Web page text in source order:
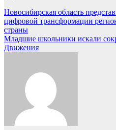
Навигация
по
записям
Новосибирская область
цифровой трансформации
страны
Младшие школьники искали
Движения